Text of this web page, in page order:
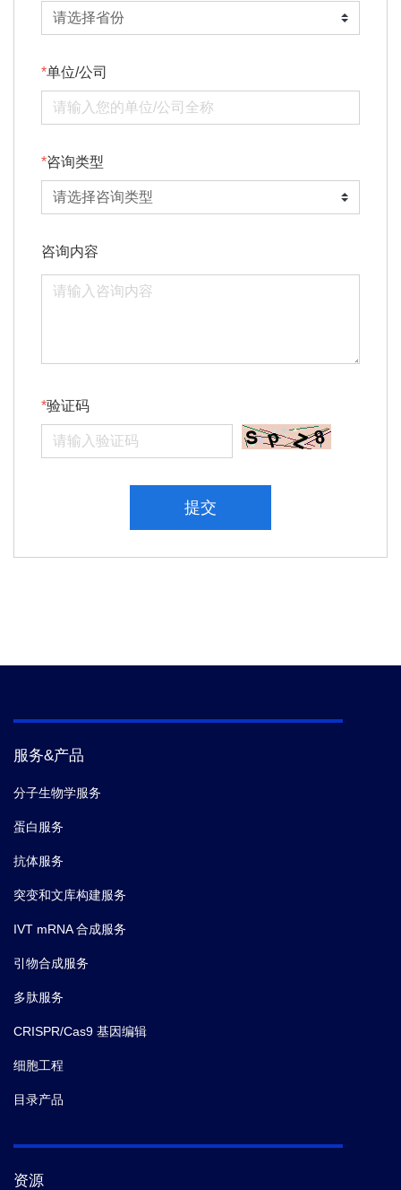
单位/公司
咨询类型
咨询内容
验证码
提交
服务&产品
分子生物学服务
蛋白服务
抗体服务
突变和文库构建服务
IVT mRNA 合成服务
引物合成服务
多肽服务
CRISPR/Cas9 基因编辑
细胞工程
目录产品
资源